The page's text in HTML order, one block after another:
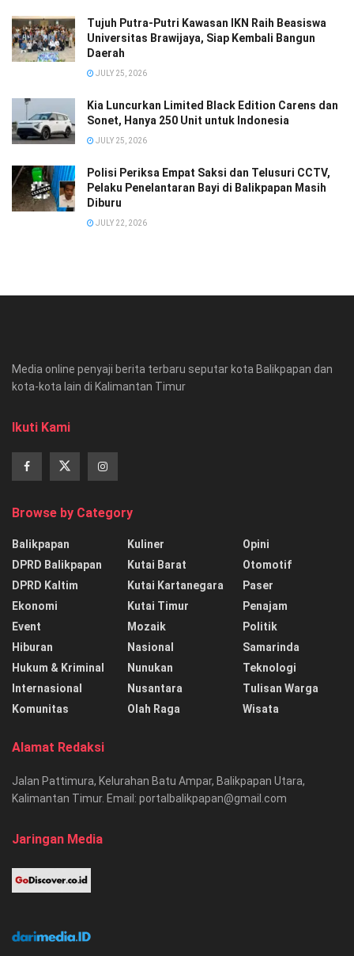
Tujuh Putra-Putri Kawasan IKN Raih Beasiswa
Universitas Brawijaya, Siap Kembali Bangun
Daerah
JULY 25, 2026
Kia Luncurkan Limited Black Edition Carens dan
Sonet, Hanya 250 Unit untuk Indonesia
JULY 25, 2026
Polisi Periksa Empat Saksi dan Telusuri CCTV,
Pelaku Penelantaran Bayi di Balikpapan Masih
Diburu
JULY 22, 2026
Media online penyaji berita terbaru seputar kota Balikpapan dan
kota-kota lain di Kalimantan Timur
Ikuti Kami
Browse by Category
Balikpapan
DPRD Balikpapan
DPRD Kaltim
Ekonomi
Event
Hiburan
Hukum & Kriminal
Internasional
Komunitas
Kuliner
Kutai Barat
Kutai Kartanegara
Kutai Timur
Mozaik
Nasional
Nunukan
Nusantara
Olah Raga
Opini
Otomotif
Paser
Penajam
Politik
Samarinda
Teknologi
Tulisan Warga
Wisata
Alamat Redaksi
Jalan Pattimura, Kelurahan Batu Ampar, Balikpapan Utara,
Kalimantan Timur. Email: portalbalikpapan@gmail.com
Jaringan Media